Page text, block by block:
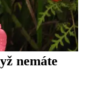
nemáte